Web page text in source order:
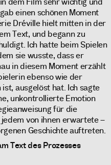
einen schönen Moment
Dréville hielt mitten in der
Text, und begann zu
Ich hatte beim Spielen
sie wusste, dass er
in diesem Moment erzählt
ebenso wie der
ausgelöst hat. Ich sagte
unkontrollierte Emotion
für die
von ihnen erwartete –
Geschichte auftreten.
Text des Prozesses